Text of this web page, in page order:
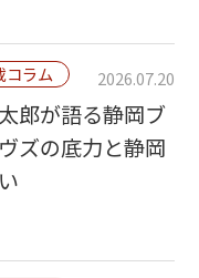
コラム 2026.07.20
郎が語る静岡ブ
ズの底力と静岡